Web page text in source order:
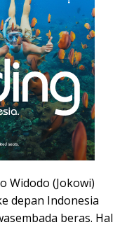
Widodo (Jokowi)
depan Indonesia
beras. Hal